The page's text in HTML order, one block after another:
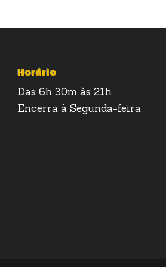
Horário
Das 6h 30m às 21h
Encerra à Segunda-feira